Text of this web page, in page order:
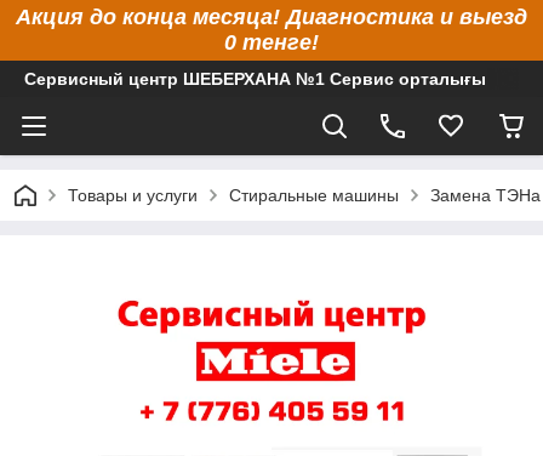
Акция до конца месяца! Диагностика и выезд
0 тенге!
Сервисный центр ШЕБЕРХАНА №1 Сервис орталығы
Товары и услуги Стиральные машины Замена ТЭНа